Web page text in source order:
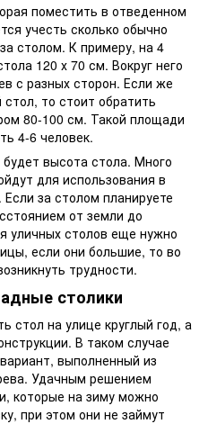
поместить в отведенном
учесть сколько обычно
столом. К примеру, на 4
120 х 70 см. Вокруг него
с разных сторон. Если же
стол, то стоит обратить
80-100 см. Такой площади
4-6 человек.
высота стола. Много
для использования в
за столом планируете
от земли до
уличных столов еще нужно
если они большие, то во
трудности.
столики
стол на улице круглый год, а
В таком случае
выполненный из
Удачным решением
которые на зиму можно
при этом они не займут